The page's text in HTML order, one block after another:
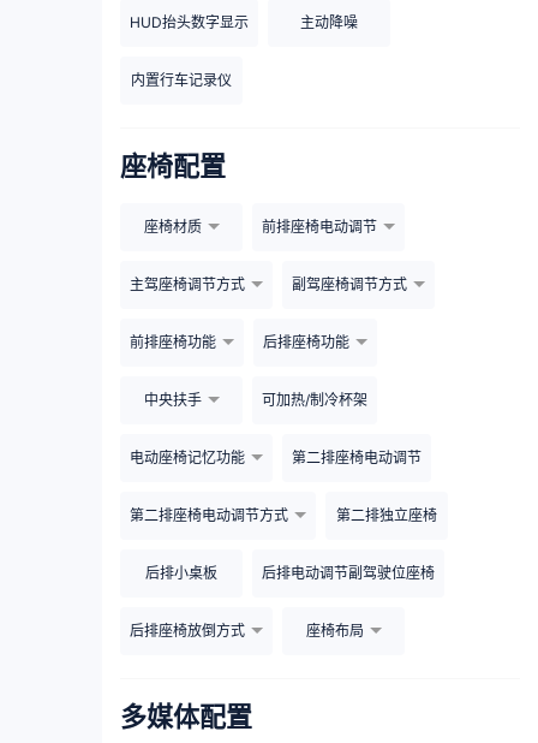
HUD抬头数字显示 主动降噪
内置行车记录仪
座椅配置
座椅材质 前排座椅电动调节
主驾座椅调节方式 副驾座椅调节方式
前排座椅功能 后排座椅功能
中央扶手 可加热/制冷杯架
电动座椅记忆功能 第二排座椅电动调节
第二排座椅电动调节方式 第二排独立座椅
后排小桌板 后排电动调节副驾驶位座椅
后排座椅放倒方式 座椅布局
多媒体配置